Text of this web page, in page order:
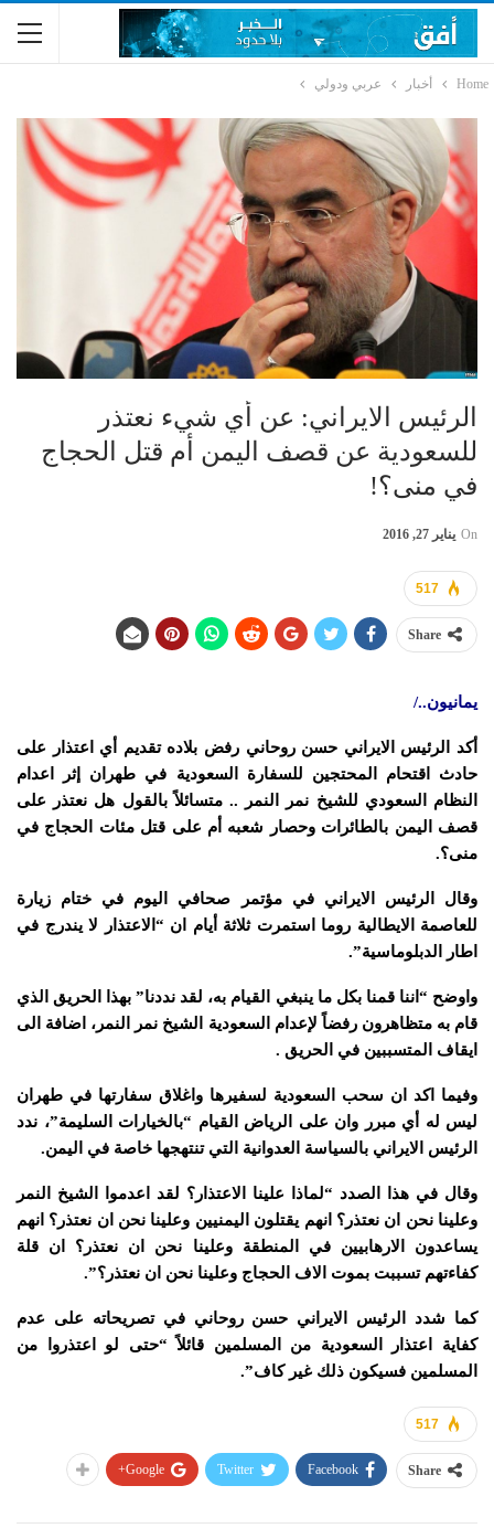
Home أخبار عربي ودولي
الرئيس الايراني: عن أي شيء نعتذر
للسعودية عن قصف اليمن أم قتل الحجاج
في منى؟!
On يناير 27, 2016
517
Share
يمانيون../
أكد الرئيس الايراني حسن روحاني رفض بلاده تقديم أي اعتذار على
حادث اقتحام المحتجين للسفارة السعودية في طهران إثر اعدام
النظام السعودي للشيخ نمر النمر .. متسائلاً بالقول هل نعتذر على
قصف اليمن بالطائرات وحصار شعبه أم على قتل مئات الحجاج في
منى؟.
وقال الرئيس الايراني في مؤتمر صحافي اليوم في ختام زيارة
للعاصمة الايطالية روما استمرت ثلاثة أيام ان “الاعتذار لا يندرج في
اطار الدبلوماسية”.
واوضح “اننا قمنا بكل ما ينبغي القيام به، لقد نددنا” بهذا الحريق الذي
قام به متظاهرون رفضاً لإعدام السعودية الشيخ نمر النمر، اضافة الى
ايقاف المتسببين في الحريق .
وفيما اكد ان سحب السعودية لسفيرها واغلاق سفارتها في طهران
ليس له أي مبرر وان على الرياض القيام “بالخيارات السليمة”، ندد
الرئيس الايراني بالسياسة العدوانية التي تنتهجها خاصة في اليمن.
وقال في هذا الصدد “لماذا علينا الاعتذار؟ لقد اعدموا الشيخ النمر
وعلينا نحن ان نعتذر؟ انهم يقتلون اليمنيين وعلينا نحن ان نعتذر؟ انهم
يساعدون الارهابيين في المنطقة وعلينا نحن ان نعتذر؟ ان قلة
كفاءتهم تسببت بموت الاف الحجاج وعلينا نحن ان نعتذر؟”.
كما شدد الرئيس الايراني حسن روحاني في تصريحاته على عدم
كفاية اعتذار السعودية من المسلمين قائلاً “حتى لو اعتذروا من
المسلمين فسيكون ذلك غير كاف”.
517
Share
Facebook
Twitter
Google+